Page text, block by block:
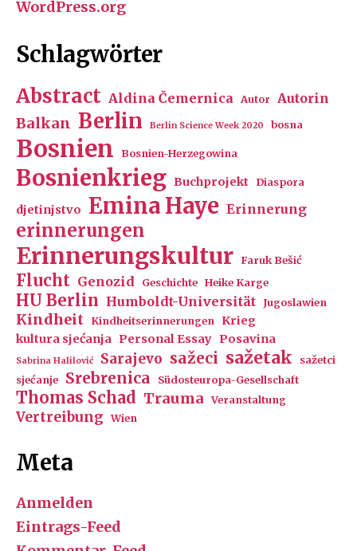
WordPress.org
Schlagwörter
Abstract Aldina Čemernica Autor Autorin
Balkan Berlin Berlin Science Week 2020 bosna
Bosnien Bosnien-Herzegowina
Bosnienkrieg Buchprojekt Diaspora
djetinjstvo Emina Haye Erinnerung
erinnerungen
Erinnerungskultur Faruk Bešić
Flucht Genozid Geschichte Heike Karge
HU Berlin Humboldt-Universität Jugoslawien
Kindheit Kindheitserinnerungen Krieg
kultura sjećanja Personal Essay Posavina
Sabrina Halilović Sarajevo sažeci sažetak
sažetci
sjećanje
Srebrenica Südosteuropa-Gesellschaft
Thomas Schad Trauma Veranstaltung
Vertreibung Wien
Meta
Anmelden
Eintrags-Feed